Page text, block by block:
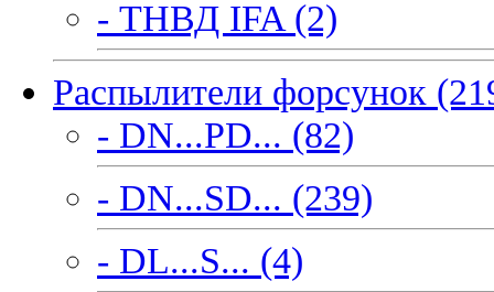
- ТНВД IFA (2)
Распылители форсунок
- DN...PD... (82)
- DN...SD... (239)
- DL...S... (4)